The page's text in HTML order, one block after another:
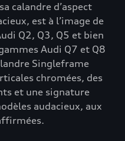
calandre d’aspect
est à l’image de
Q2, Q3, Q5 et bien
Audi Q7 et Q8
Singleframe
chromées, des
et une signature
audacieux, aux